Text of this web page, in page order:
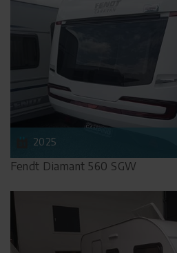
2025
Fendt Diamant 560 SGW